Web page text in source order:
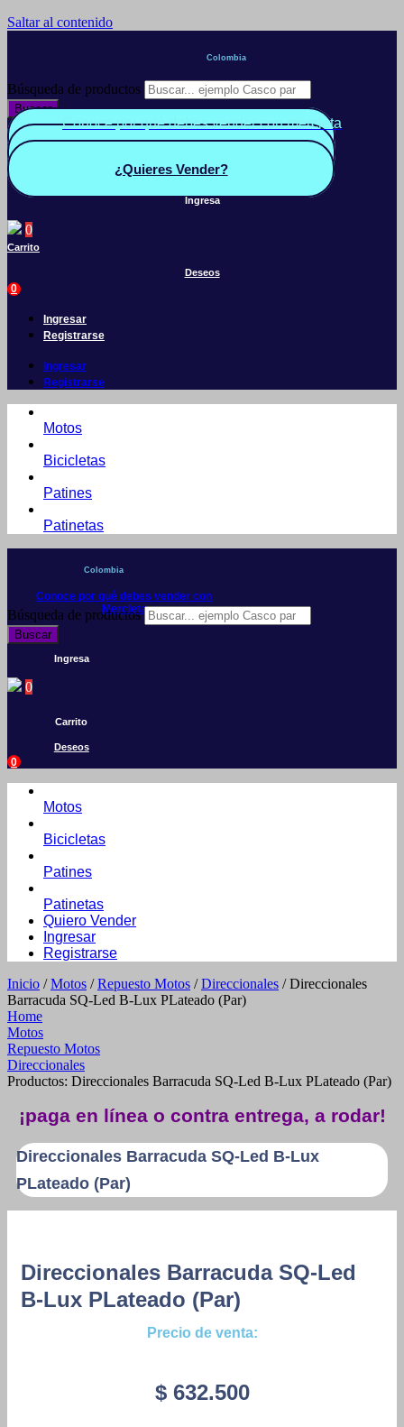
Saltar al contenido
Colombia
Búsqueda de productos
Buscar
Conoce por qué debes vender con mercleta
Quiero Vender
¿Quieres Vender?
Ingresa
0
Carrito
Deseos
0
Ingresar
Registrarse
Ingresar
Registrarse
Motos
Bicicletas
Patines
Patinetas
Colombia
Conoce por qué debes vender con
Mercleta
Búsqueda de productos
Buscar
Ingresa
0
Carrito
Deseos
0
Motos
Bicicletas
Patines
Patinetas
Quiero Vender
Ingresar
Registrarse
Inicio /Motos /Repuesto Motos /Direccionales / Direccionales
Barracuda SQ-Led B-Lux PLateado (Par)
Home
Motos
Repuesto Motos
Direccionales
Productos: Direccionales Barracuda SQ-Led B-Lux PLateado (Par)
¡paga en línea o contra entrega, a rodar!
Direccionales Barracuda SQ-Led B-Lux
PLateado (Par)
Direccionales Barracuda SQ-Led
B-Lux PLateado (Par)
Precio de venta:
$632.500